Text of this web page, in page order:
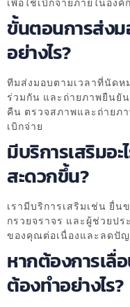
เพื่อใช้เบิกจ่ายภายในองค์
ขั้นตอนการส่งม
อย่างไร?
ทีมส่งมอบตามเวลาที่นัดห
ร่วมกัน และถ่ายภาพยืนยั
คืน ตรวจสภาพและถ่ายภ
เบิกจ่าย
มีบริการเสริมอ
สะดวกขึ้น?
เรามีบริการเสริมเช่น ยื่
กรวยจราจร และผู้ช่วยป
ของคุณต่อเนื่องและลดปั
หากต้องการเลื่
ต้องทำอย่างไร?